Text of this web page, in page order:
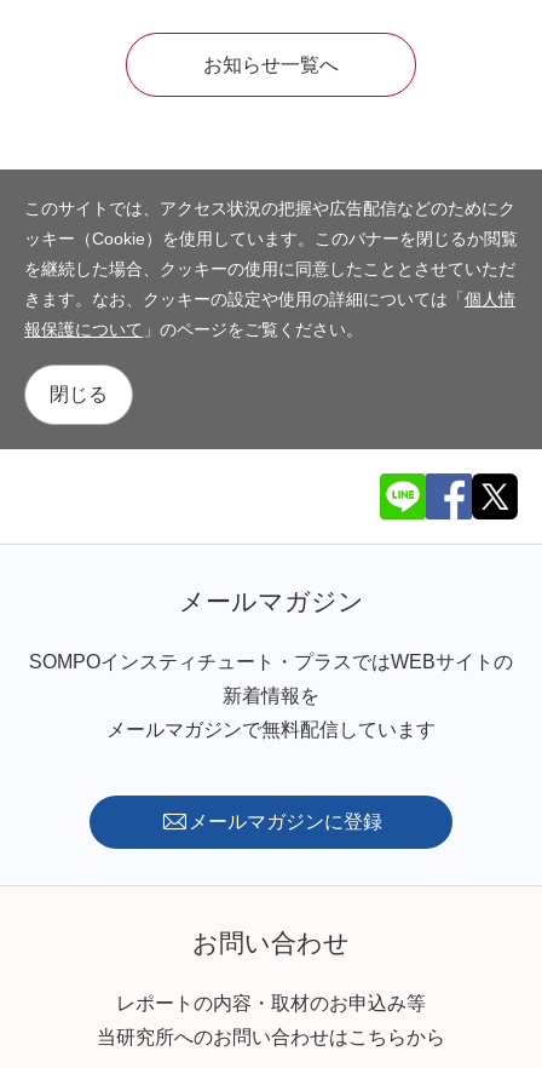
お知らせ一覧へ
このサイトでは、アクセス状況の把握や広告配信などのためにク
ッキー（Cookie）を使用しています。このバナーを閉じるか閲覧
を継続した場合、クッキーの使用に同意したこととさせていただ
きます。なお、クッキーの設定や使用の詳細については「個人情
報保護について 」のページをご覧ください。
閉じる
メールマガジン
SOMPOインスティチュート・プラスではWEBサイトの
新着情報を
メールマガジンで無料配信しています
メールマガジンに登録
お問い合わせ
レポートの内容・取材のお申込み等
当研究所へのお問い合わせはこちらから